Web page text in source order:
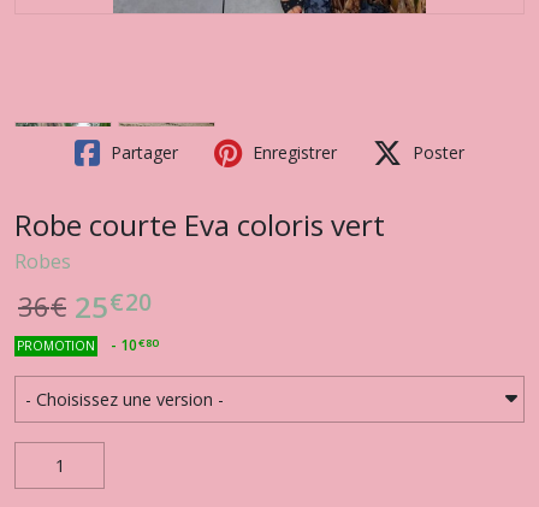
Partager Enregistrer Poster
Robe courte Eva coloris vert
Robes
36€ 25€20
PROMOTION - 10€80